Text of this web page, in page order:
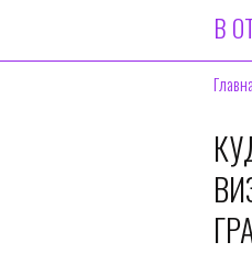
В